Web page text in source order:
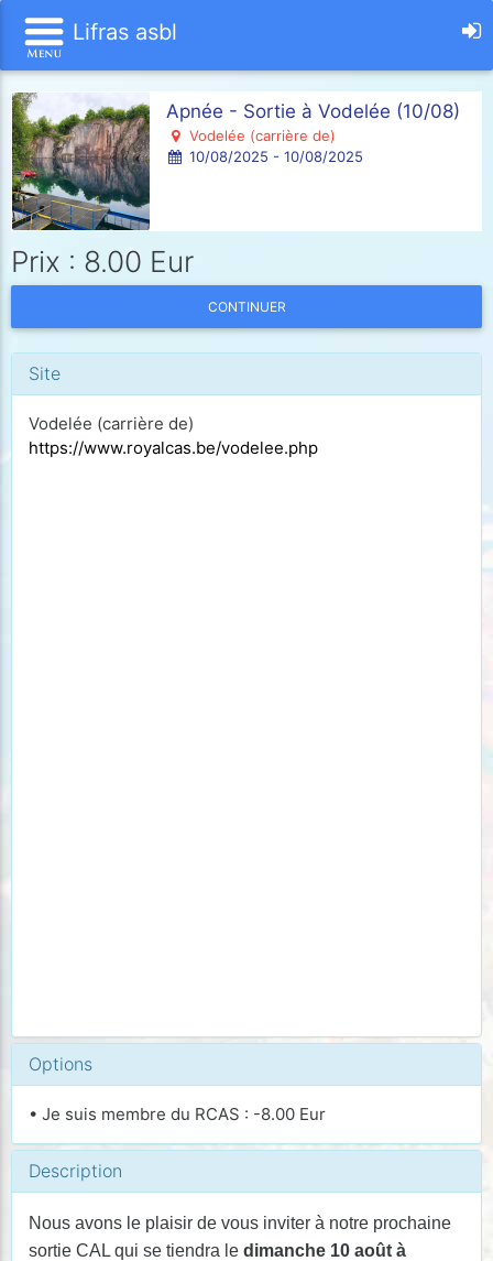
Lifras asbl
Apnée - Sortie à Vodelée (10/08)
Vodelée (carrière de)
10/08/2025 - 10/08/2025
Prix : 8.00 Eur
CONTINUER
Site
Vodelée (carrière de)
https://www.royalcas.be/vodelee.php
Options
• Je suis membre du RCAS : -8.00 Eur
Description
Nous avons le plaisir de vous inviter à notre prochaine
sortie CAL qui se tiendra le dimanche 10 août à